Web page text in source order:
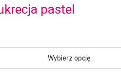
pastel